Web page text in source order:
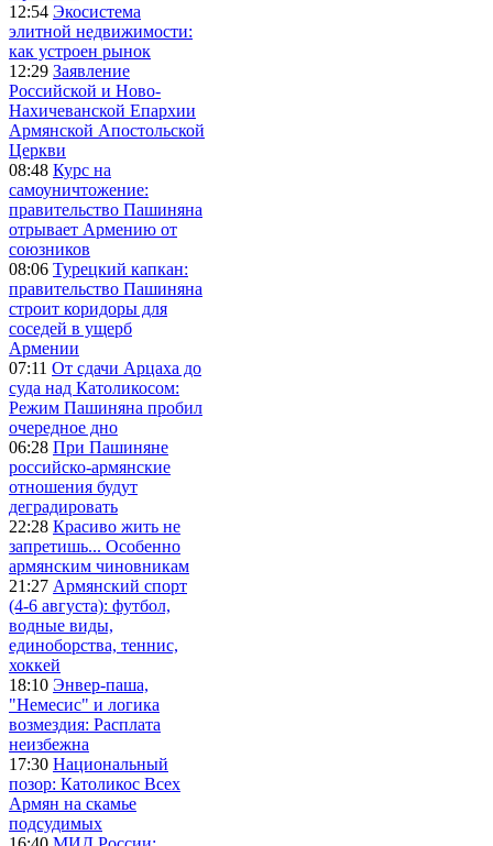
12:54 Экосистема
элитной недвижимости:
как устроен рынок
12:29 Заявление
Российской и Ново-
Нахичеванской Епархии
Армянской Апостольской
Церкви
08:48 Курс на
самоуничтожение:
правительство Пашиняна
отрывает Армению от
союзников
08:06 Турецкий капкан:
правительство Пашиняна
строит коридоры для
соседей в ущерб
Армении
07:11 От сдачи Арцаха до
суда над Католикосом:
Режим Пашиняна пробил
очередное дно
06:28 При Пашиняне
российско-армянские
отношения будут
деградировать
22:28 Красиво жить не
запретишь... Особенно
армянским чиновникам
21:27 Армянский спорт
(4-6 августа): футбол,
водные виды,
единоборства, теннис,
хоккей
18:10 Энвер-паша,
"Немесис" и логика
возмездия: Расплата
неизбежна
17:30 Национальный
позор: Католикос Всех
Армян на скамье
подсудимых